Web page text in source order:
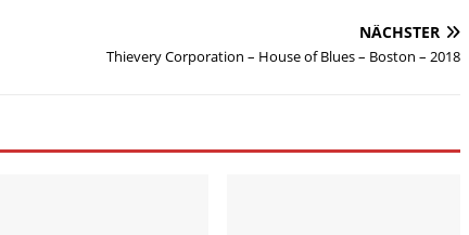
NÄCHSTER
Thievery Corporation – House of Blues – Boston – 2018